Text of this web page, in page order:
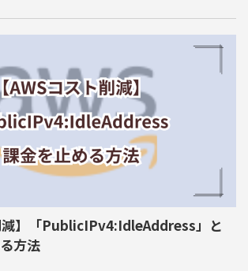
減】「PublicIPv4:IdleAddress」と
方法